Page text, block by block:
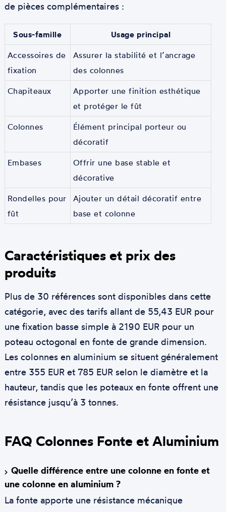
de pièces complémentaires :
Sous-famille Usage principal
Accessoires de
fixation
Assurer la stabilité et l’ancrage
des colonnes
Chapiteaux
Apporter une finition esthétique
et protéger le fût
Colonnes
Élément principal porteur ou
décoratif
Embases
Offrir une base stable et
décorative
Rondelles pour
fût
Ajouter un détail décoratif entre
base et colonne
Caractéristiques et prix des
produits
Plus de 30 références sont disponibles dans cette
catégorie, avec des tarifs allant de 55,43 EUR pour
une fixation basse simple à 2190 EUR pour un
poteau octogonal en fonte de grande dimension.
Les colonnes en aluminium se situent généralement
entre 355 EUR et 785 EUR selon le diamètre et la
hauteur, tandis que les poteaux en fonte offrent une
résistance jusqu’à 3 tonnes.
FAQ Colonnes Fonte et Aluminium
Quelle différence entre une colonne en fonte et
une colonne en aluminium ?
La fonte apporte une résistance mécanique